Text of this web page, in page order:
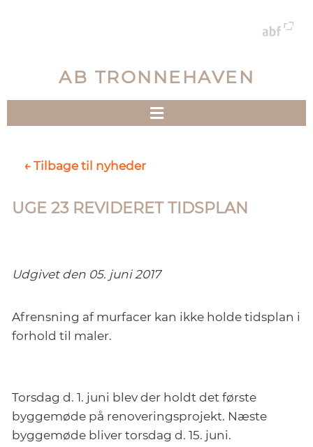
AB TRONNEHAVEN
← Tilbage til nyheder
UGE 23 REVIDERET TIDSPLAN
Udgivet den 05. juni 2017
Afrensning af murfacer kan ikke holde tidsplan i
forhold til maler.
Torsdag d. 1. juni blev der holdt det første
byggemøde på renoveringsprojekt. Næste
byggemøde bliver torsdag d. 15. juni.